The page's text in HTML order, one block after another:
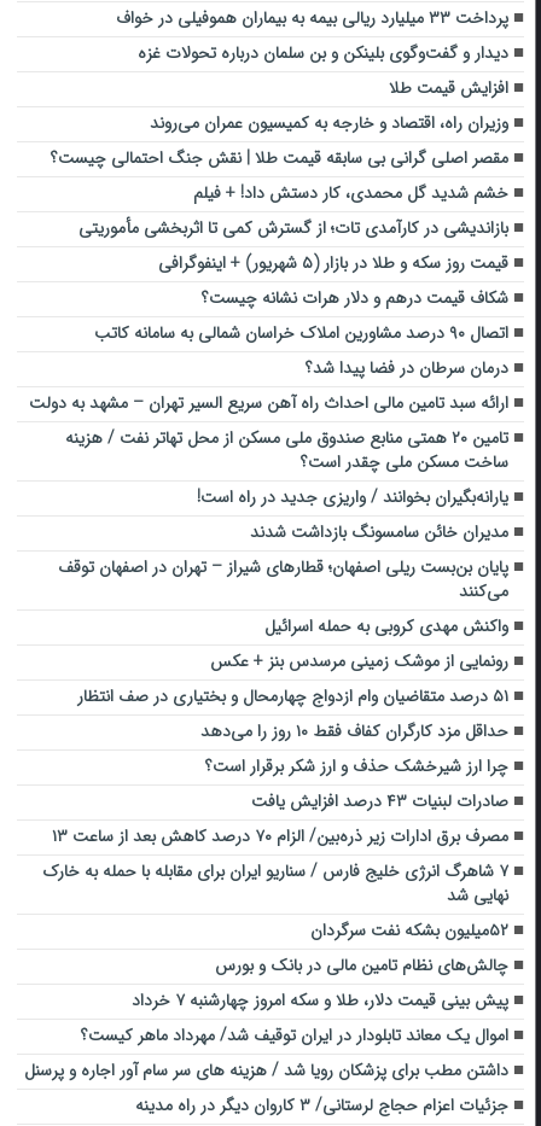
پرداخت ۳۳ میلیارد ریالی بیمه به بیماران هموفیلی در خواف
دیدار و گفت‌وگوی بلینکن و بن سلمان درباره تحولات غزه
افزایش قیمت طلا
وزیران راه، اقتصاد و خارجه به کمیسیون عمران می‌روند
مقصر اصلی گرانی بی سابقه قیمت طلا | نقش جنگ احتمالی چیست؟
خشم شدید گل محمدی، کار دستش داد! + فیلم
بازاندیشی در کارآمدی تات؛ از گسترش کمی تا اثربخشی مأموریتی
قیمت روز سکه و طلا در بازار (۵ شهریور) + اینفوگرافی
شکاف قیمت درهم و دلار هرات نشانه چیست؟
اتصال ۹۰ درصد مشاورین املاک خراسان شمالی به سامانه ‌کاتب‌
درمان سرطان در فضا پیدا شد؟
ارائه سبد تامین مالی احداث راه آهن سریع السیر تهران – مشهد به دولت
تامین ۲۰ همتی منابع صندوق ملی مسکن از محل تهاتر‌ نفت / هزینه
ساخت مسکن ملی چقدر است؟
یارانه‌بگیران بخوانند / واریزی جدید در راه است!
مدیران خائن سامسونگ بازداشت شدند
پایان بن‌بست ریلی اصفهان؛ قطارهای شیراز – تهران در اصفهان توقف
می‌کنند
واکنش مهدی کروبی به حمله اسرائیل
رونمایی از موشک زمینی مرسدس بنز + عکس
۵۱ درصد متقاضیان وام ازدواج چهارمحال و بختیاری در صف انتظار
حداقل مزد کارگران کفاف فقط ۱۰ روز را می‌دهد
چرا ارز شیرخشک حذف و ارز شکر برقرار است؟
صادرات لبنیات ۴۳ درصد افزایش یافت
مصرف برق ادارات زیر ذره‌بین/ الزام ۷۰ درصد کاهش بعد از ساعت ۱۳
۷ شاهرگ انرژی خلیج فارس / سناریو ایران برای مقابله با حمله به خارک
نهایی شد
۵۲میلیون بشکه نفت سرگردان
چالش‌های نظام تامین مالی در بانک و بورس
پیش بینی قیمت دلار، طلا و سکه امروز چهارشنبه ۷ خرداد
اموال یک معاند تابلودار در ایران توقیف شد/ مهرداد ماهر کیست؟
داشتن مطب برای پزشکان رویا شد / هزینه های سر سام آور اجاره و پرسنل
جزئیات اعزام حجاج لرستانی/ ۳ کاروان دیگر در راه مدینه